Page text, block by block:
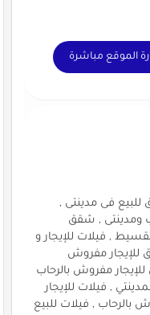
الموقع مباشرة
فى مدينتى ,
ومدينتى , شقق
, فيلات للإيجار و
مفروش
مفروش بالرحاب
, فيلات للإيجار
بالرحاب , فيلات للبيع